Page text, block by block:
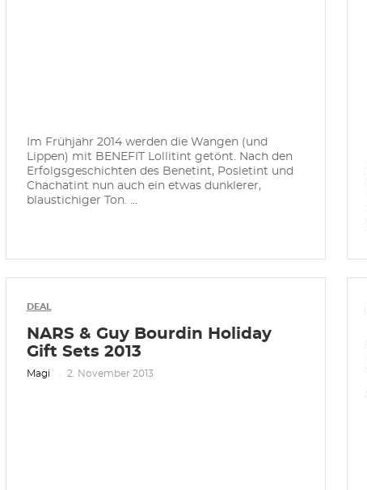
Im Frühjahr 2014 werden die Wangen (und
Lippen) mit BENEFIT Lollitint getönt. Nach den
Erfolgsgeschichten des Benetint, Posietint und
Chachatint nun auch ein etwas dunklerer,
blaustichiger Ton. ...
DEAL
NARS & Guy Bourdin Holiday
Gift Sets 2013
Magi 2. November 2013